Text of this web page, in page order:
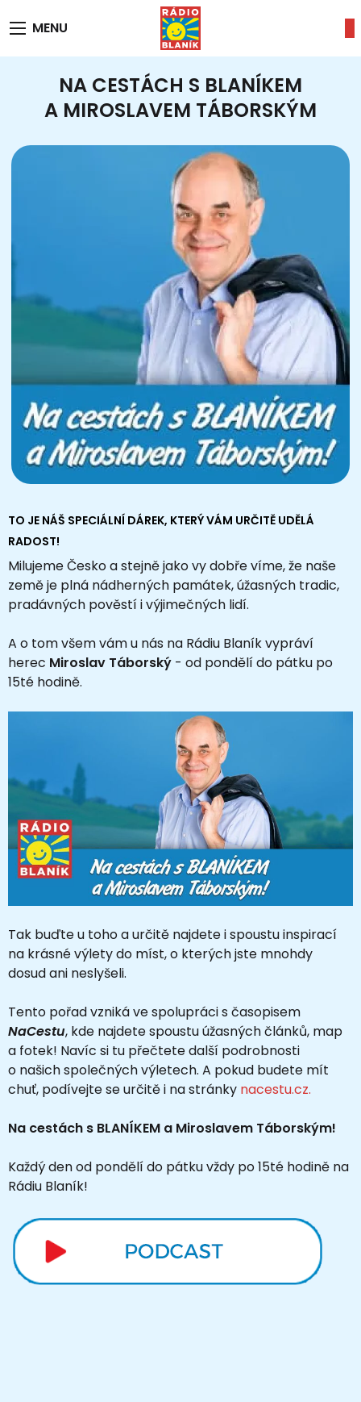
MENU
NA CESTÁCH S BLANÍKEM
A MIROSLAVEM TÁBORSKÝM
TO JE NÁŠ SPECIÁLNÍ DÁREK, KTERÝ VÁM URČITĚ UDĚLÁ
RADOST!
Milujeme Česko a stejně jako vy dobře víme, že naše
země je plná nádherných památek, úžasných tradic,
pradávných pověstí i výjimečných lidí.
A o tom všem vám u nás na Rádiu Blaník vypráví
herec Miroslav Táborský - od pondělí do pátku po
15té hodině.
Tak buďte u toho a určitě najdete i spoustu inspirací
na krásné výlety do míst, o kterých jste mnohdy
dosud ani neslyšeli.
Tento pořad vzniká ve spolupráci s časopisem
NaCestu, kde najdete spoustu úžasných článků, map
a fotek! Navíc si tu přečtete další podrobnosti
o našich společných výletech. A pokud budete mít
chuť, podívejte se určitě i na stránky nacestu.cz.
Na cestách s BLANÍKEM a Miroslavem Táborským!
Každý den od pondělí do pátku vždy po 15té hodině na
Rádiu Blaník!